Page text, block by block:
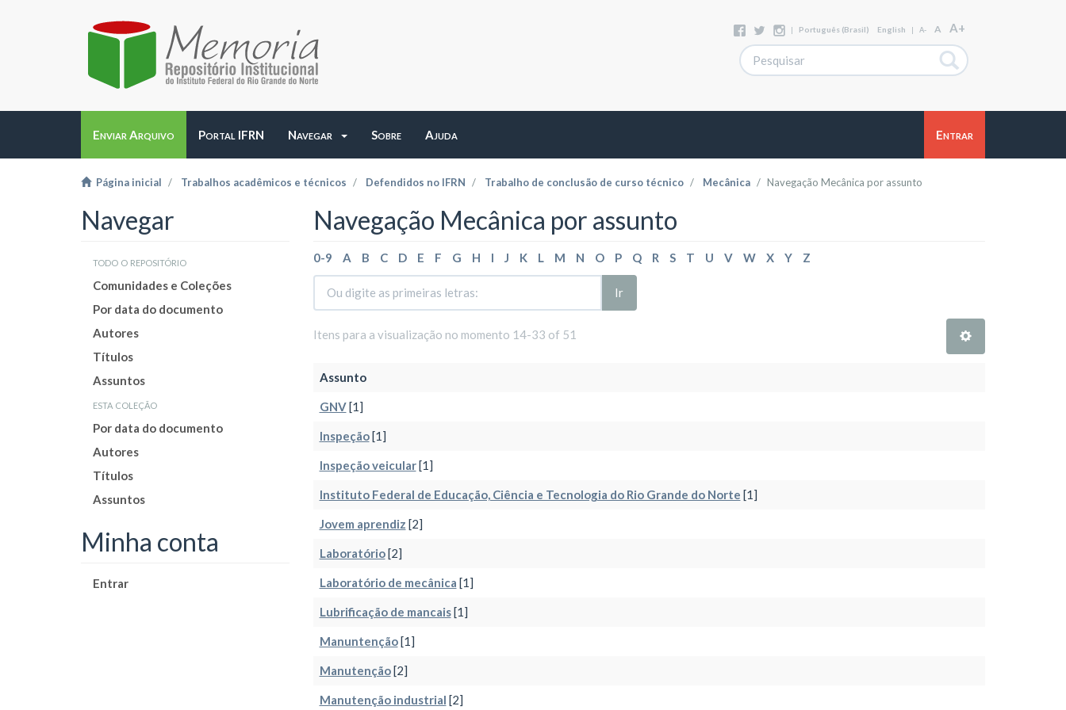
| Português (Brasil) English | A- A A+
Enviar Arquivo Portal IFRN Navegar Sobre Ajuda Entrar
Página inicial Trabalhos acadêmicos e técnicos Defendidos no IFRN Trabalho de conclusão de curso técnico Mecânica Navegação Mecânica por assunto
Navegar
todo o repositório
Comunidades e Coleções
Por data do documento
Autores
Títulos
Assuntos
esta coleção
Por data do documento
Autores
Títulos
Assuntos
Minha conta
Entrar
Navegação Mecânica por assunto
0-9 A B C D E F G H I J K L M N O P Q R S T U V W X Y Z
Ir
Itens para a visualização no momento 14-33 of 51
Assunto
GNV[1]
Inspeção[1]
Inspeção veicular[1]
Instituto Federal de Educação, Ciência e Tecnologia do Rio Grande do Norte [1]
Jovem aprendiz [2]
Laboratório[2]
Laboratório de mecânica [1]
Lubrificação de mancais[1]
Manuntenção[1]
Manutenção[2]
Manutenção industrial [2]